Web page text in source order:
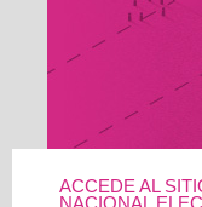
ACCEDE AL